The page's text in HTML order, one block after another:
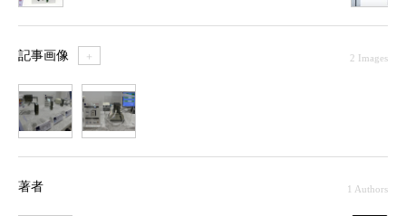
記事画像 ＋ 2 Images
著者 1 Authors